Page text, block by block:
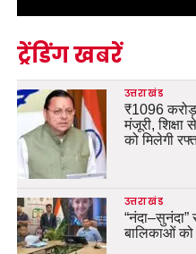
ट्रेंडिंग खबरें
उत्तराखंड
₹1096 करोड़
मंजूरी,
को मिलेगी
उत्तराखंड
बालिकाओं